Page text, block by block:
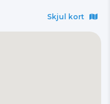
Skjul kort